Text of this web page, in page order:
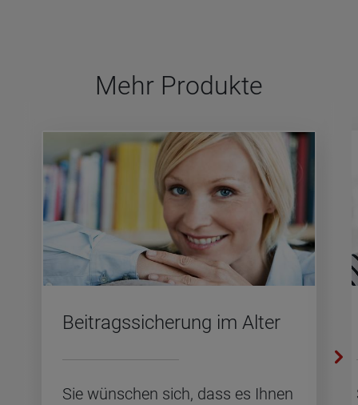
Mehr Pro­dukte
Bei­trags­si­che­rung im Alter
Sie wün­schen sich, dass es Ihnen